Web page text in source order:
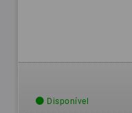
Disponível